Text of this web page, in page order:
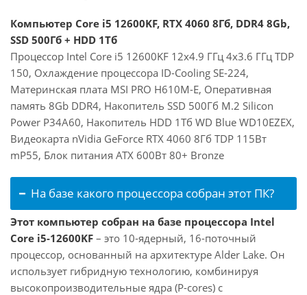
Компьютер Core i5 12600KF, RTX 4060 8Гб, DDR4 8Gb,
SSD 500Гб + HDD 1Тб
Процессор Intel Core i5 12600KF 12x4.9 ГГц 4x3.6 ГГц TDP
150, Охлаждение процессора ID-Cooling SE-224,
Материнская плата MSI PRO H610M-E, Оперативная
память 8Gb DDR4, Накопитель SSD 500Гб M.2 Silicon
Power P34A60, Накопитель HDD 1Тб WD Blue WD10EZEX,
Видеокарта nVidia GeForce RTX 4060 8Гб TDP 115Вт
mP55, Блок питания ATX 600Вт 80+ Bronze
На базе какого процессора собран этот ПК?
Этот компьютер собран на базе процессора Intel
Core i5-12600KF – это 10-ядерный, 16-поточный
процессор, основанный на архитектуре Alder Lake. Он
использует гибридную технологию, комбинируя
высокопроизводительные ядра (P-cores) с